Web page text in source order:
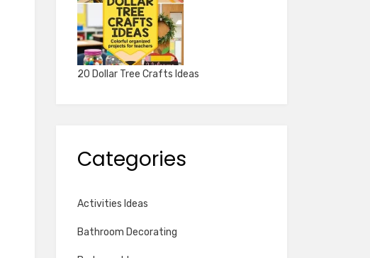
20 Dollar Tree Crafts Ideas
Categories
Activities Ideas
Bathroom Decorating